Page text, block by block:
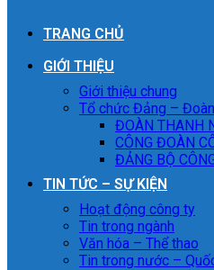
TRANG CHỦ
GIỚI THIỆU
Giới thiệu chung
Tổ chức Đảng –
ĐOÀN THANH
CÔNG ĐOÀN
ĐẢNG BỘ
TIN TỨC – SỰ KIỆN
Hoạt động công ty
Tin trong ngành
Văn hóa – Thể thao
Tin trong nước –